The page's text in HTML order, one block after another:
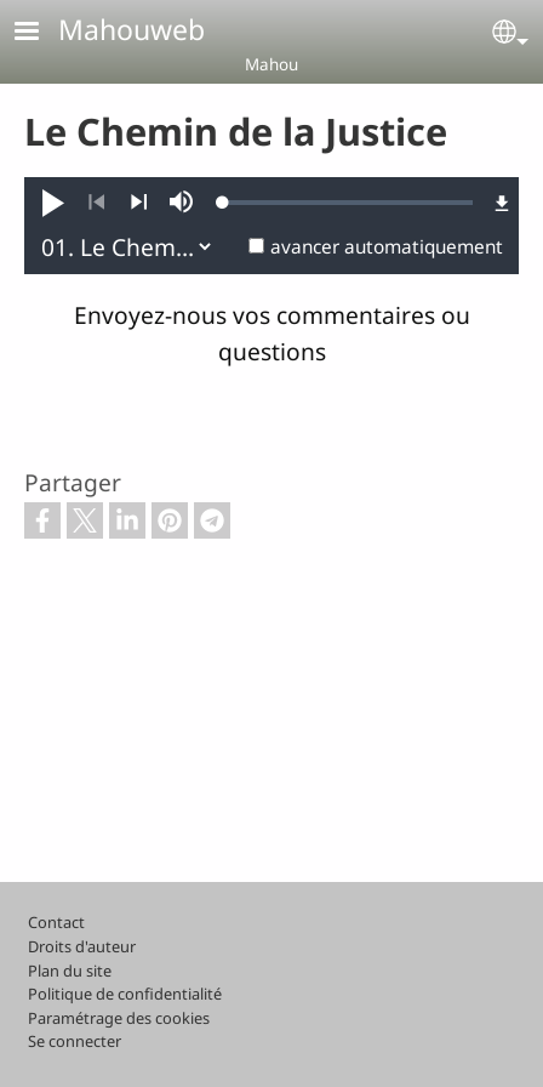
Aller au contenu principal
Mahouweb
Mahou
Le Chemin de la Justice
Jouer
Précédent
SourdineLoaded:
avancer automatiquement
Envoyez-nous vos commentaires ou
questions
Partager
Pied de page
Contact
Droits d'auteur
Plan du site
Politique de confidentialité
Paramétrage des cookies
Se connecter